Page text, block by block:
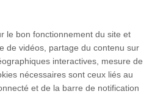
le bon fonctionnement du site et
de vidéos, partage du contenu sur
interactives, mesure de
nécessaires sont ceux liés au
et de la barre de notification